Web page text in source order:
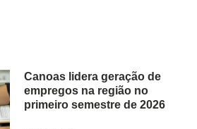
Canoas lidera geração de
empregos na região no
primeiro semestre de 2026